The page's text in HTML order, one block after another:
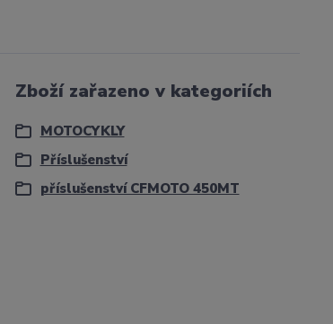
Zboží zařazeno v kategoriích
MOTOCYKLY
Příslušenství
příslušenství CFMOTO 450MT